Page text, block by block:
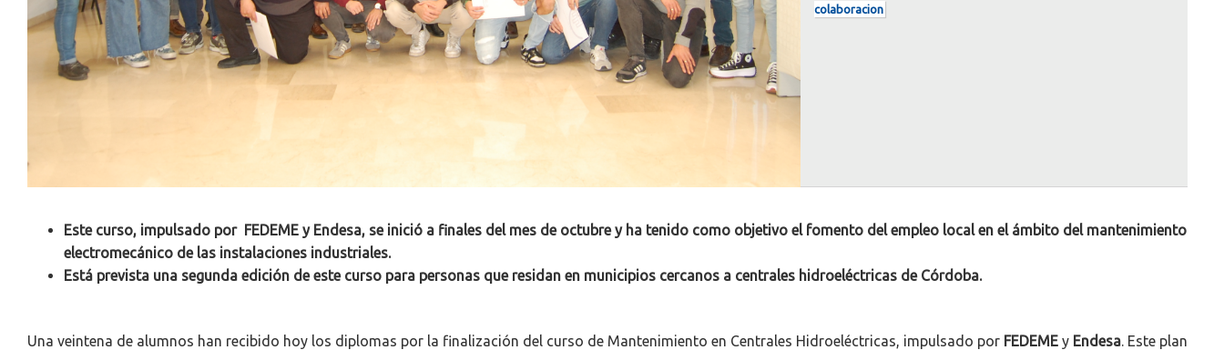
colaboracion
Este curso, impulsado por FEDEME y Endesa, se inició a finales del mes de octubre y ha tenido como objetivo el fomento del empleo local en el ámbito del mantenimiento
electromecánico de las instalaciones industriales.
Está prevista una segunda edición de este curso para personas que residan en municipios cercanos a centrales hidroeléctricas de Córdoba.
Una veintena de alumnos han recibido hoy los diplomas por la finalización del curso de Mantenimiento en Centrales Hidroeléctricas, impulsado por FEDEME y Endesa. Este plan